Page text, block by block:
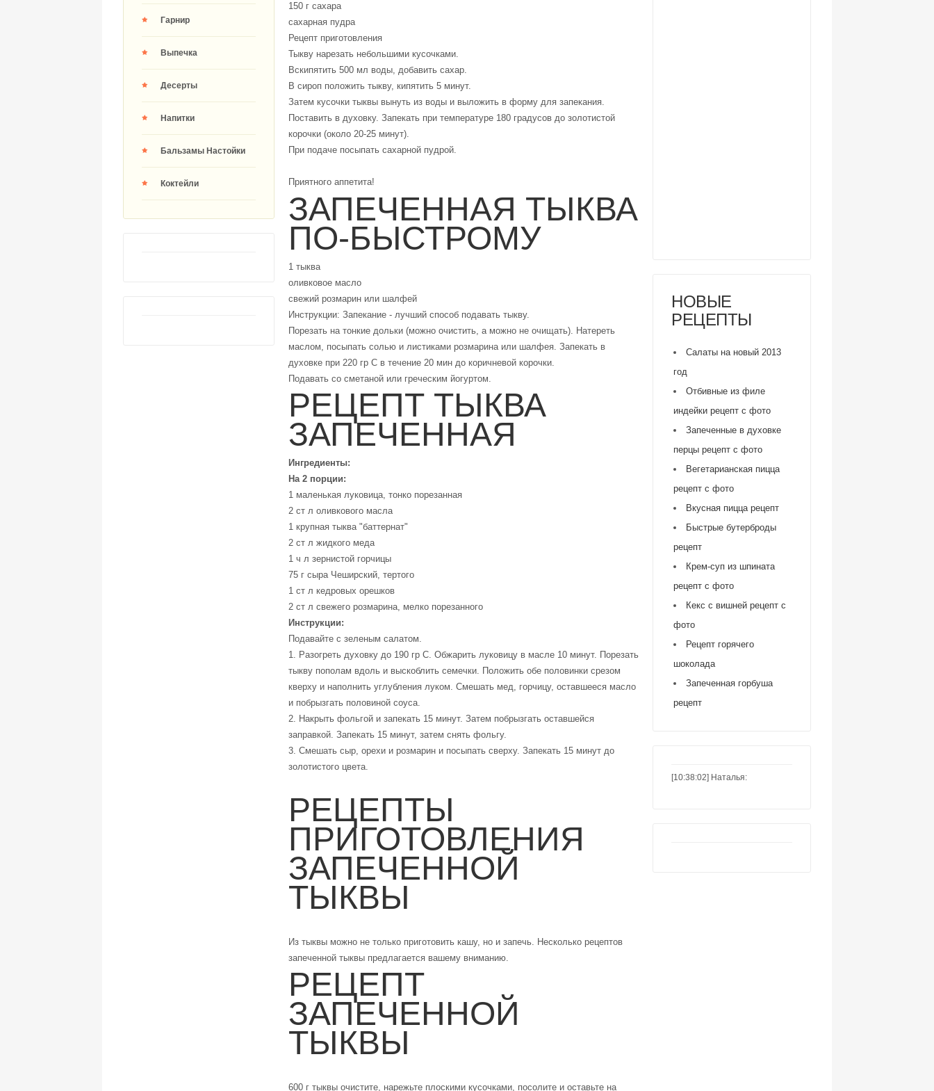
Гарнир
Выпечка
Десерты
Напитки
Бальзамы Настойки
Коктейли
150 г сахара
сахарная пудра
Рецепт приготовления
Тыкву нарезать небольшими кусочками.
Вскипятить 500 мл воды, добавить сахар.
В сироп положить тыкву, кипятить 5 минут.
Затем кусочки тыквы вынуть из воды и выложить в форму для запекания.
Поставить в духовку. Запекать при температуре 180 градусов до золотистой
корочки (около 20-25 минут).
При подаче посыпать сахарной пудрой.
Приятного аппетита!
ЗАПЕЧЕННАЯ ТЫКВА
ПО-БЫСТРОМУ
1 тыква
оливковое масло
свежий розмарин или шалфей
Инструкции: Запекание - лучший способ подавать тыкву.
Порезать на тонкие дольки (можно очистить, а можно не очищать). Натереть
маслом, посыпать солью и листиками розмарина или шалфея. Запекать в
духовке при 220 гр С в течение 20 мин до коричневой корочки.
Подавать со сметаной или греческим йогуртом.
РЕЦЕПТ ТЫКВА
ЗАПЕЧЕННАЯ
Ингредиенты:
На 2 порции:
1 маленькая луковица, тонко порезанная
2 ст л оливкового масла
1 крупная тыква "баттернат"
2 ст л жидкого меда
1 ч л зернистой горчицы
75 г сыра Чеширский, тертого
1 ст л кедровых орешков
2 ст л свежего розмарина, мелко порезанного
Инструкции:
Подавайте с зеленым салатом.
1. Разогреть духовку до 190 гр С. Обжарить луковицу в масле 10 минут. Порезать
тыкву пополам вдоль и выскоблить семечки. Положить обе половинки срезом
кверху и наполнить углубления луком. Смешать мед, горчицу, оставшееся масло
и побрызгать половиной соуса.
2. Накрыть фольгой и запекать 15 минут. Затем побрызгать оставшейся
заправкой. Запекать 15 минут, затем снять фольгу.
3. Смешать сыр, орехи и розмарин и посыпать сверху. Запекать 15 минут до
золотистого цвета.
РЕЦЕПТЫ
ПРИГОТОВЛЕНИЯ
ЗАПЕЧЕННОЙ
ТЫКВЫ
Из тыквы можно не только приготовить кашу, но и запечь. Несколько рецептов
запеченной тыквы предлагается вашему вниманию.
РЕЦЕПТ
ЗАПЕЧЕННОЙ
ТЫКВЫ
600 г тыквы очистите, нарежьте плоскими кусочками, посолите и оставьте на
НОВЫЕ
РЕЦЕПТЫ
Салаты на новый 2013
год
Отбивные из филе
индейки рецепт с фото
Запеченные в духовке
перцы рецепт с фото
Вегетарианская пицца
рецепт с фото
Вкусная пицца рецепт
Быстрые бутерброды
рецепт
Крем-суп из шпината
рецепт с фото
Кекс с вишней рецепт с
фото
Рецепт горячего
шоколада
Запеченная горбуша
рецепт
[10:38:02] Наталья: